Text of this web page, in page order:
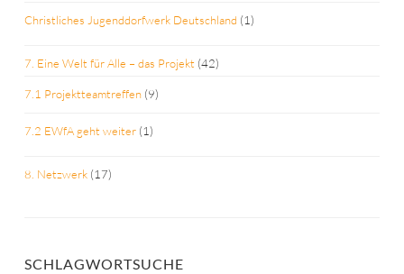
Christliches Jugenddorfwerk Deutschland (1)
7. Eine Welt für Alle – das Projekt (42)
7.1 Projektteamtreffen (9)
7.2 EWfA geht weiter (1)
8. Netzwerk (17)
SCHLAGWORTSUCHE